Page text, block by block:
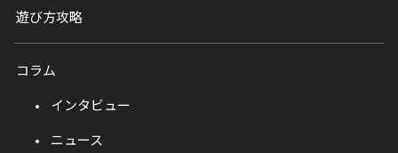
遊び方攻略
コラム
インタビュー
ニュース